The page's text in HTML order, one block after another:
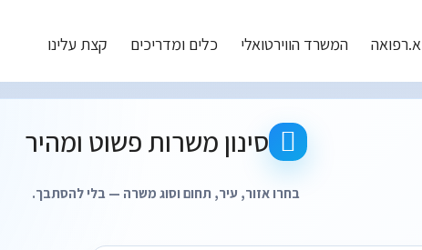
א.רפואה המשרד הווירטואלי כלים ומדריכים קצת עלינו
תוצאות חיפוש משרות עבור - קטגוריות: משאבי אנוש
סינון משרות פשוט ומהיר
בחרו אזור, עיר, תחום וסוג משרה — בלי להסתבך.